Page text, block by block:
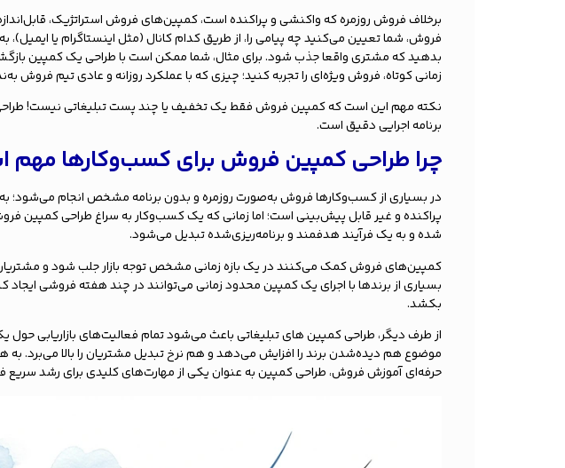
برخلاف فروش روزمره که واکنشی و پراکنده است، کمپین‌های فروش استراتژیک،
فروش، شما تعیین می‌کنید چه پیامی را، از طریق کدام کانال (مثل اینستاگرام یا
بدهید که مشتری واقعا جذب شود. برای مثال، شما ممکن است با طراحی یک کمپین
زمانی کوتاه، فروش ویژه‌ای را تجربه کنید؛ چیزی که با عملکرد روزانه و عادی تیم فروش
نکته مهم این است که کمپین فروش فقط یک تخفیف یا چند پست تبلیغاتی نیست!
برنامه‌ اجرایی دقیق است.
چرا طراحی کمپین فروش برای کسب‌وکارها مهم
در بسیاری از کسب‌وکارها فروش به‌صورت روزمره و بدون برنامه مشخص انجام می‌شود؛
پراکنده و غیر قابل پیش‌بینی است؛ اما زمانی که یک کسب‌وکار به سراغ طراحی کمپین
شده و به یک فرآیند هدفمند و برنامه‌ریزی‌شده تبدیل می‌شود.
کمپین‌های فروش کمک می‌کنند در یک بازه زمانی مشخص توجه بازار جلب شود و مشتریان
بسیاری از برندها با اجرای یک کمپین محدود زمانی می‌توانند در چند هفته فروشی
بکشد.
از طرف دیگر، طراحی کمپین های تبلیغاتی باعث می‌شود تمام فعالیت‌های بازاریابی
موضوع هم دیده‌شدن برند را افزایش می‌دهد و هم نرخ تبدیل مشتریان را بالا می‌برد. به
حرفه‌ای آموزش فروش، طراحی کمپین به عنوان یکی از مهارت‌های کلیدی برای رشد